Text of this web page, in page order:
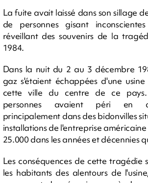
La fuite avait laissé dans son sillage
de personnes gisant
réveillant des souvenirs de la
1984.
Dans la nuit du 2 au 3 décembre
gaz s'étaient échappées d'une
cette ville du centre de ce pays.
personnes avaient péri en
principalement dans des bidonvilles
installations de l'entreprise
25.000 dans les années et décennies
Les conséquences de cette tragédie
les habitants des alentours de